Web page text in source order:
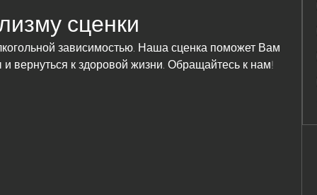
сценки
зависимостью. Наша сценка поможет Вам
вернуться к здоровой жизни. Обращайтесь к нам!